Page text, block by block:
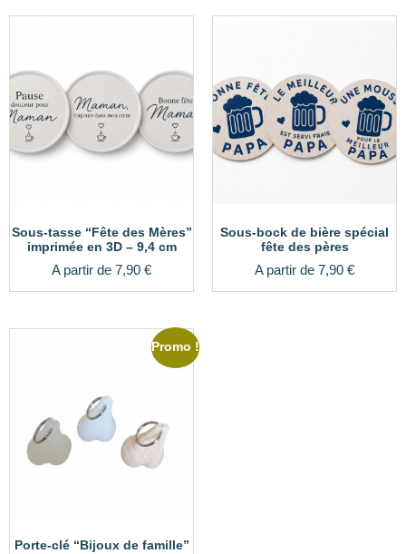
Sous-tasse “Fête des Mères”
imprimée en 3D – 9,4 cm
A partir de 7,90 €
Sous-bock de bière spécial
fête des pères
A partir de 7,90 €
Promo !
Porte-clé “Bijoux de famille”